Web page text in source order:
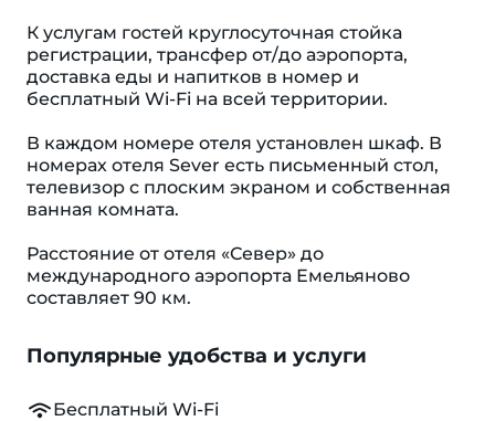
К услугам гостей круглосуточная стойка
регистрации, трансфер от/до аэропорта,
доставка еды и напитков в номер и
бесплатный Wi-Fi на всей территории.
В каждом номере отеля установлен шкаф. В
номерах отеля Sever есть письменный стол,
телевизор с плоским экраном и собственная
ванная комната.
Расстояние от отеля «Север» до
международного аэропорта Емельяново
составляет 90 км.
Популярные удобства и услуги
Бесплатный Wi-Fi